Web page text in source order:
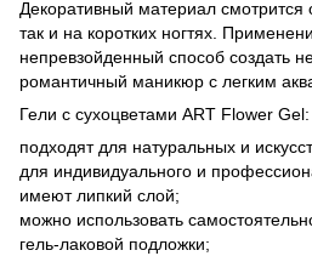
Декоративный материал смотрится
так и на коротких ногтях.
непревзойденный способ создать
романтичный маникюр с легким
Гели с сухоцветами ART Flower Gel:
подходят для натуральных и
для индивидуального и
имеют липкий слой;
можно использовать
гель-лаковой подложки;